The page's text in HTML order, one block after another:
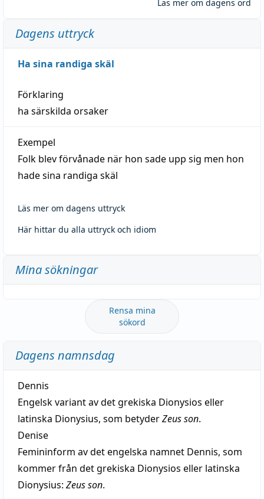
Läs mer om dagens ord
Dagens uttryck
Ha sina randiga skäl
Förklaring
ha särskilda orsaker
Exempel
Folk blev förvånade när hon sade upp sig men hon
hade sina randiga skäl
Läs mer om dagens uttryck
Här hittar du alla uttryck och idiom
Mina sökningar
Rensa mina
sökord
Dagens namnsdag
Dennis
Engelsk variant av det grekiska Dionysios eller
latinska Dionysius, som betyderZeus son.
Denise
Femininform av det engelska namnet Dennis, som
kommer från det grekiska Dionysios eller latinska
Dionysius: Zeus son.